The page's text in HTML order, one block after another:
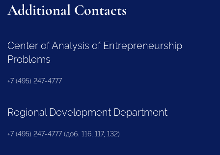
Additional Contacts
Center of Analysis of Entrepreneurship
Problems
+7 (495) 247-4777
Regional Development Department
+7 (495) 247-4777 (доб. 116, 117, 132)